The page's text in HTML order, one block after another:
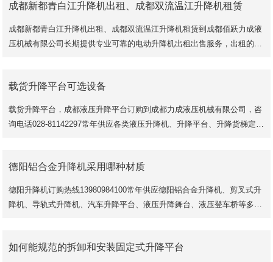
成都新都青白江升降机出租、成都双流温江升降机租赁
成都新都青白江升降机出租、成都双流温江升降机租赁到成都佰跃力成液
压机械有限公司长期提供专业可靠的电动升降机出租出售服务，出租的设
载货升降平台可选设备
载货升降平台，成都液压升降平台订购到成都力成液压机械有限公司，咨
询电话028-81142297常年供应各类液压升降机、升降平台、升降货梯定制
德阳铝合金升降机采用哪种材质
德阳升降机订购热线13980984100常年供应德阳铝合金升降机、剪叉式升
降机、导轨式升降机、汽车升降平台、液压升降舞台、液压登车桥等多款
如何能规范的拆卸和安装固定式升降平台